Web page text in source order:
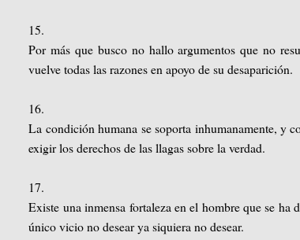
15.
Por más que busco no hallo argumentos que no
vuelve todas las razones en apoyo de su desaparición.
16.
La condición humana se soporta inhumanamente, y
exigir los derechos de las llagas sobre la verdad.
17.
Existe una inmensa fortaleza en el hombre que se
único vicio no desear ya siquiera no desear.